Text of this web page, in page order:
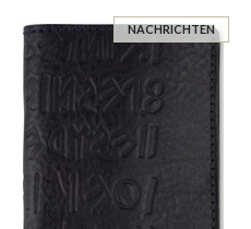
NACHRICHTEN